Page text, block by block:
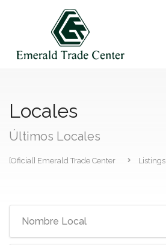
Locales
Últimos Locales
[Oficial] Emerald Trade Center Listings